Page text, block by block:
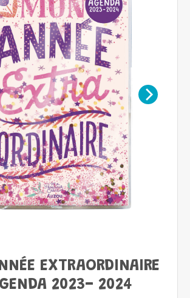
EXTRAORDINAIRE
2023- 2024